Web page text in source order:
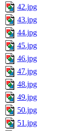
42.jpg
43.jpg
44.jpg
45.jpg
46.jpg
47.jpg
48.jpg
49.jpg
50.jpg
51.jpg